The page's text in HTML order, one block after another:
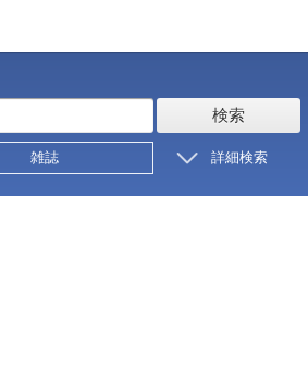
検索
雑誌 詳細検索